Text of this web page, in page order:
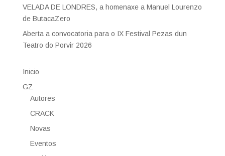
VELADA DE LONDRES, a homenaxe a Manuel Lourenzo
de ButacaZero
Aberta a convocatoria para o IX Festival Pezas dun
Teatro do Porvir 2026
Inicio
GZ
Autores
CRACK
Novas
Eventos